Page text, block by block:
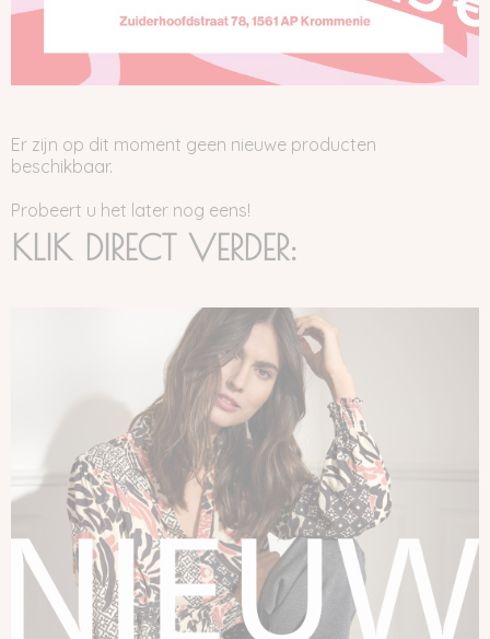
Er zijn op dit moment geen nieuwe producten
beschikbaar.
Probeert u het later nog eens!
KLIK DIRECT VERDER: